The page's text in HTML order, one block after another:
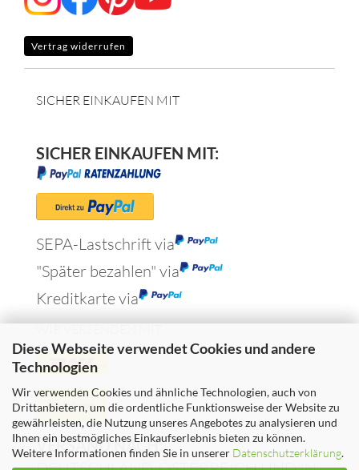
Diese Webseite verwendet Cookies und andere
Technologien
Wir verwenden Cookies und ähnliche Technologien, auch von
Drittanbietern, um die ordentliche Funktionsweise der Website zu
gewährleisten, die Nutzung unseres Angebotes zu analysieren und
Ihnen ein bestmögliches Einkaufserlebnis bieten zu können.
Weitere Informationen finden Sie in unserer Datenschutzerklärung.
Vertrag widerrufen
SICHER EINKAUFEN MIT
SICHER EINKAUFEN MIT:
SEPA-Lastschrift via
"Später bezahlen" via
Kreditkarte via
VERSAND NACH: